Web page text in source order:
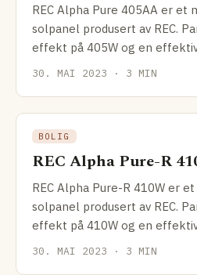
REC Alpha Pure 405AA er et
solpanel produsert av REC.
effekt på 405W og en
som gir det
30. MAI 2023 · 3 MIN
BOLIG
REC Alpha Pure-R
REC Alpha Pure-R 410W er
solpanel produsert av REC.
effekt på 410W og en
som gir det
30. MAI 2023 · 3 MIN